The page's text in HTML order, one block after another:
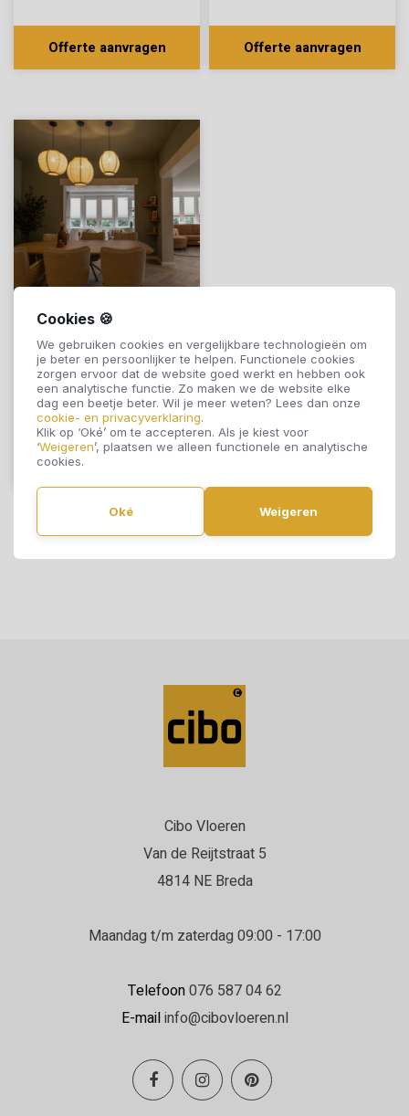
Cookies 🍪
We gebruiken cookies en vergelijkbare technologieën om
je beter en persoonlijker te helpen. Functionele cookies
zorgen ervoor dat de website goed werkt en hebben ook
een analytische functie. Zo maken we de website elke
dag een beetje beter. Wil je meer weten? Lees dan onze
cookie- en privacyverklaring.
Klik op ‘Oké’ om te accepteren. Als je kiest voor
‘Weigeren’, plaatsen we alleen functionele en analytische
cookies.
Oké Weigeren
Offerte aanvragen Offerte aanvragen
Quick-Step Click
Visgraat Alpha Rigid
Ciro Botanisch
Beige AVHBU40362
€59,95
Offerte aanvragen
Cibo Vloeren
Van de Reijtstraat 5
4814 NE Breda
Maandag t/m zaterdag 09:00 - 17:00
Telefoon076 587 04 62
E-mailinfo@cibovloeren.nl